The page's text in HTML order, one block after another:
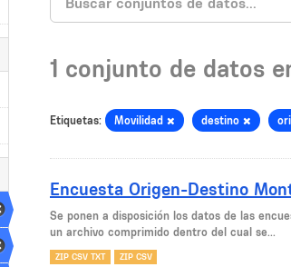
1 conjunto de datos
Etiquetas: Movilidad destino
Encuesta Origen-Destino
Se ponen a disposición los datos de las
un archivo comprimido dentro del cual se...
ZIP CSV TXT ZIP CSV